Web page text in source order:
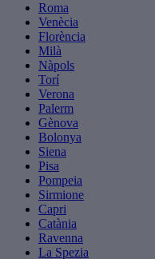
Roma
Venècia
Florència
Milà
Nàpols
Torí
Verona
Palerm
Gènova
Bolonya
Siena
Pisa
Pompeia
Sirmione
Capri
Catània
Ravenna
La Spezia